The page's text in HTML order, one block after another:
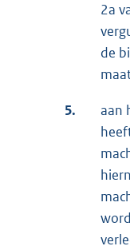
2a
de
5.
aan